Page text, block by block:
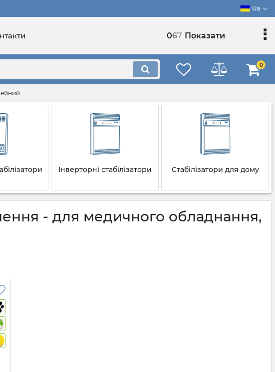
Ua
067 Показати
0
Інверторні стабілізатори Стабілізатори для дому
- для медичного обладнання,